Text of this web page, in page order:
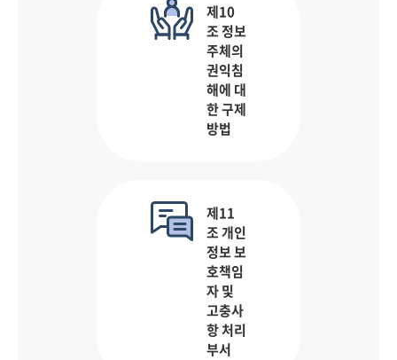
제10
조 정보
주체의
권익침
해에 대
한 구제
방법
제11
조 개인
정보 보
호책임
자 및
고충사
항 처리
부서